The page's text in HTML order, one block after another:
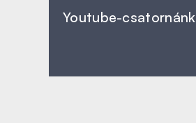
Youtube-csatornánk